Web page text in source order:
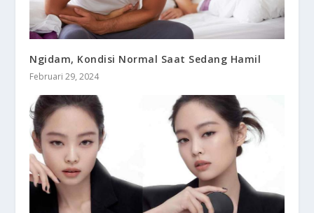
Ngidam, Kondisi Normal Saat Sedang Hamil
Februari 29, 2024